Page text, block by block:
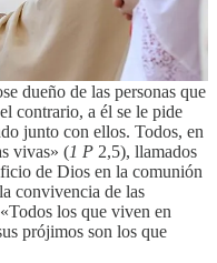
la piedra que ustedes, los
a ser la piedra angular»
debe apacentar el rebaño
solitario o un jefe que
dueño de las personas que
contrario, a él se le pide
junto con ellos. Todos, en
vivas» (1 P 2,5), llamados
de Dios en la comunión
convivencia de las
los que viven en
prójimos son los que